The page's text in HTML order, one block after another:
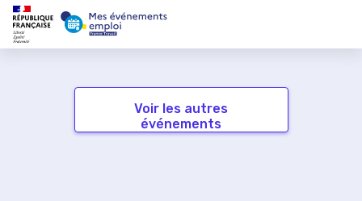
Voir les autres
événements